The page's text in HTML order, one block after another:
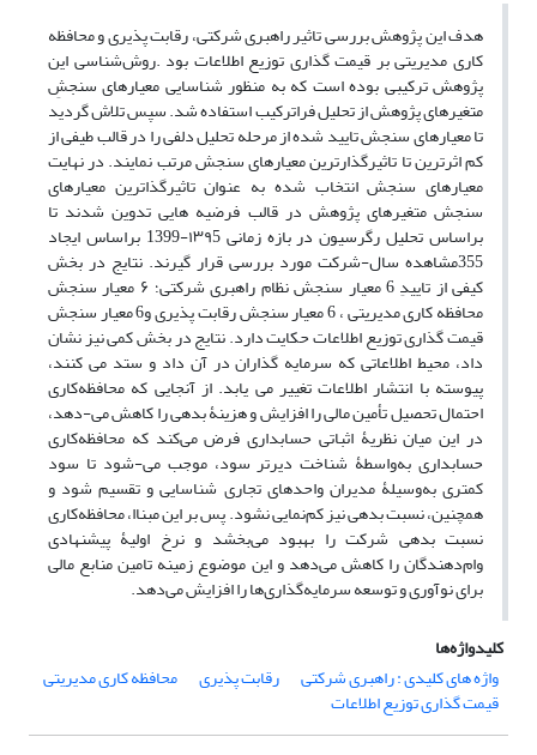
هدف این پژوهش بررسی تاثیر راهبری شرکتی، رقابت پذیری و محافظه
کاری مدیریتی بر قیمت گذاری توزیع اطلاعات بود .روش‌شناسی این
پژوهش ترکیبی بوده است که به منظور شناسایی معیارهای سنجشِ
متغیرهای پژوهش از تحلیل فراترکیب استفاده شد. سپس تلاش گردید
تا معیارهای سنجش تایید شده از مرحله تحلیل دلفی را در قالب طیفی از
کم اثرترین تا تاثیرگذارترین معیارهای سنجش مرتب نمایند. در نهایت
معیارهای سنجش انتخاب شده به عنوان تاثیرگذاترین معیارهای
سنجش متغیرهای پژوهش در قالب فرضیه هایی تدوین شدند تا
براساس تحلیل رگرسیون در بازه زمانی ۱۳۹5-1399 براساس ایجاد
355مشاهده سال-شرکت مورد بررسی قرار گیرند. نتایج در بخش
کیفی از تاییدِ 6 معیار سنجش نظام راهبری شرکتی؛ ۶ معیار سنجش
محافظه کاری مدیریتی ، 6 معیار سنجش رقابت پذیری و6 معیار سنجش
قیمت گذاری توزیع اطلاعات حکایت دارد. نتایج در بخش کمی نیز نشان
داد، محیط اطلاعاتی که سرمایه گذاران در آن داد و ستد می کنند،
پیوسته با انتشار اطلاعات تغییر می یابد. از آنجایی که محافظه‌کاری
احتمال تحصیل تأمین مالی را افزایش و هزینۀ بدهی را کاهش می-دهد،
در این میان نظریۀ اثباتی حسابداری فرض می‌کند که محافظه‌کاری
حسابداری به‌واسطۀ شناخت دیرتر سود، موجب می-شود تا سود
کمتری به‌وسیلۀ مدیران واحدهای تجاری شناسایی و تقسیم شود و
همچنین، نسبت بدهی نیز کم‌نمایی نشود. پس بر این مبناا، محافظه‌کاری
نسبت بدهی شرکت را بهبود می‌بخشد و نرخ اولیۀ پیشنهادی
وام‌دهندگان را کاهش می‌دهد و این موضوع زمینه تامین منابع مالی
برای نوآوری و توسعه سرمایه‌گذاری‌ها را افزایش می‌دهد.
کلیدواژه‌ها
واژه های کلیدی : راهبری شرکتی
رقابت پذیری محافظه کاری مدیریتی
قیمت گذاری توزیع اطلاعات